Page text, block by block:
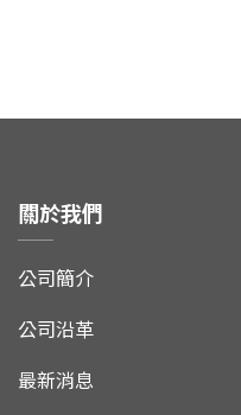
聯絡我們
關於我們
公司簡介
公司沿革
最新消息